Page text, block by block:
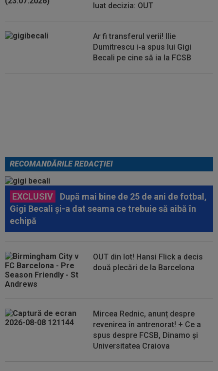
luat decizia: OUT
Ar fi transferul verii! Ilie
Dumitrescu i-a spus lui Gigi
Becali pe cine să ia la FCSB
RECOMANDĂRILE REDACȚIEI
EXCLUSIV
După mai bine de 25 de ani de fotbal,
Gigi Becali și-a dat seama ce trebuie să aibă în
echipă
OUT din lot! Hansi Flick a decis
două plecări de la Barcelona
Mircea Rednic, anunț despre
revenirea în antrenorat! + Ce a
spus despre FCSB, Dinamo și
Universitatea Craiova